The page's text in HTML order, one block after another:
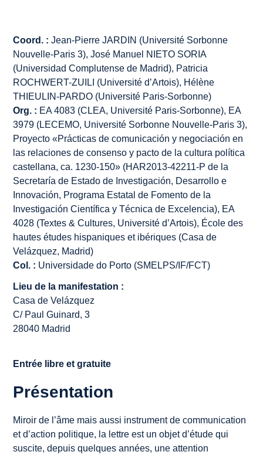
Coord. : Jean-Pierre JARDIN (Université Sorbonne
Nouvelle-Paris 3), José Manuel NIETO SORIA
(Universidad Complutense de Madrid), Patricia
ROCHWERT-ZUILI (Université d’Artois), Hélène
THIEULIN-PARDO (Université Paris-Sorbonne)
Org. : EA 4083 (CLEA, Université Paris-Sorbonne), EA
3979 (LECEMO, Université Sorbonne Nouvelle-Paris 3),
Proyecto «Prácticas de comunicación y negociación en
las relaciones de consenso y pacto de la cultura política
castellana, ca. 1230-150» (HAR2013-42211-P de la
Secretaría de Estado de Investigación, Desarrollo e
Innovación, Programa Estatal de Fomento de la
Investigación Científica y Técnica de Excelencia), EA
4028 (Textes & Cultures, Université d’Artois), École des
hautes études hispaniques et ibériques (Casa de
Velázquez, Madrid)
Col. : Universidade do Porto (SMELPS/IF/FCT)
Lieu de la manifestation :
Casa de Velázquez
C/ Paul Guinard, 3
28040 Madrid
Entrée libre et gratuite
Présentation
Miroir de l’âme mais aussi instrument de communication
et d’action politique, la lettre est un objet d’étude qui
suscite, depuis quelques années, une attention